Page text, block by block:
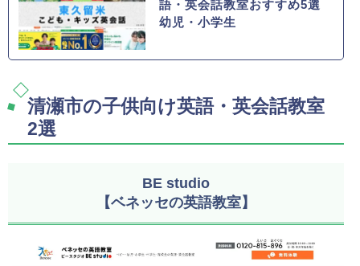
語・英会話教室おすすめ5選
幼児・小学生
清瀬市の子供向け英語・英会話教室
2選
BE studio
【ベネッセの英語教室】